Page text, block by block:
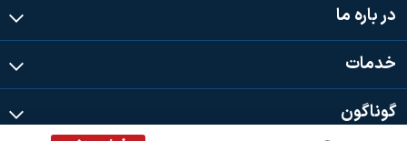
در باره ما
خدمات
گوناگون